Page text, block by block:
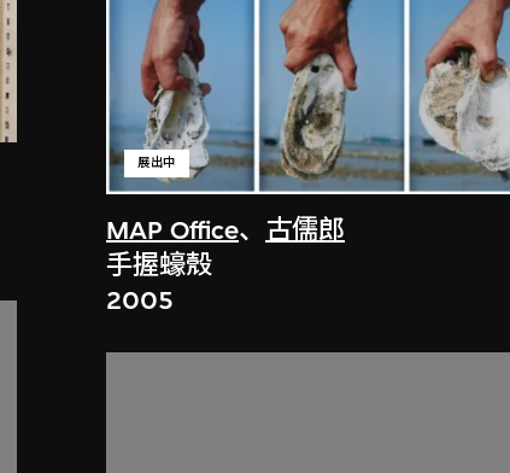
MAP Office、 古儒郎
展出中
手握蠔殼
2005